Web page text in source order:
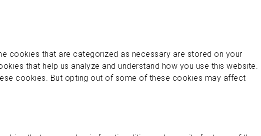
cookies that are categorized as necessary are stored on your
that help us analyze and understand how you use this website.
cookies. But opting out of some of these cookies may affect